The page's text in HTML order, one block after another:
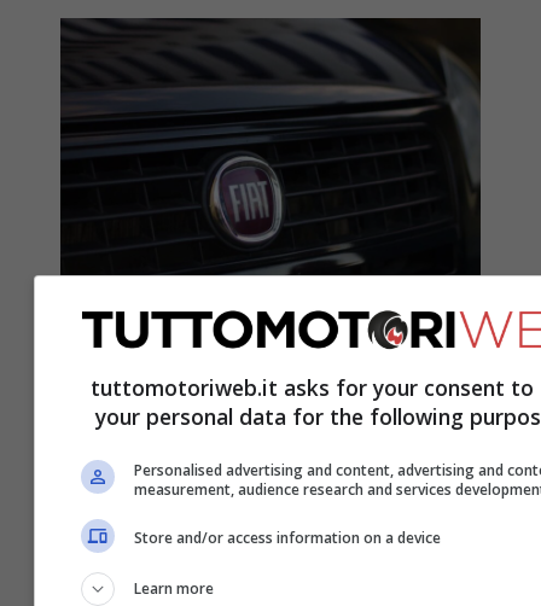
La FIAT prepara il ritorno di un
modello leggendario: le
immagini fanno già sognare,
sarà super accessoriato
1 Dicembre 2025
tuttomotoriweb.it asks for your consent to
your personal data for the following
Personalised advertising and content, advertising and
measurement, audience research and services
Store and/or access information on a device
Learn more